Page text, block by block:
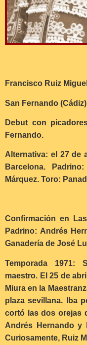
Francisco Ruiz
San Fernando
Debut con
Fernando.
Alternativa: el 27 de
Barcelona.
Márquez. Toro:
Confirmación en
Padrino: Andrés
Ganadería de José
Temporada 1971:
maestro. El 25 de
Miura en la
plaza sevillana. Iba
cortó las dos orejas
Andrés Hernando y
Curiosamente, Ruiz